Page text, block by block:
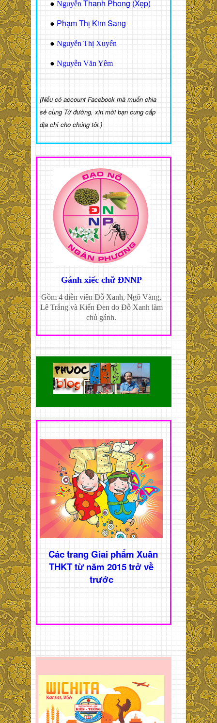
● Nguyễn Thanh Phong (Xẹp)
● Phạm Thị Kim Sang
● Nguyễn Thị Xuyến
● Nguyễn Văn Yêm
(Nếu có account Facebook mà muốn chia
sẻ cùng Từ đường, xin mời bạn cung cấp
địa chỉ cho chúng tôi.)
Gánh xiếc chữ ĐNNP
Gồm 4 diễn viên Đỗ Xanh, Ngô Vàng,
Lê Trắng và Kiến Đen do Đỗ Xanh làm
chủ gánh.
Các trang Giai phẩm Xuân
THKT từ năm 2015 trở về
trước